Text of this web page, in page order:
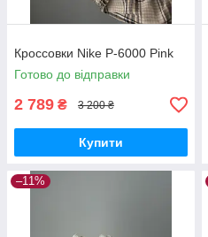
Кроссовки Nike P-6000 Pink
Готово до відправки
2 789 ₴ 3 200 ₴
Купити
–11%